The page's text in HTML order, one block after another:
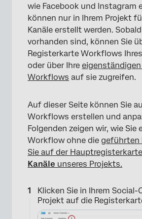
wie Facebook und Instagram
können nur in Ihrem Projekt
Kanäle erstellt werden.
vorhanden sind, können Sie
Registerkarte Workflows
oder über Ihre
Workflows auf sie zugreifen.
Auf dieser Seite können Sie
Workflows erstellen und
Folgenden zeigen wir, wie Sie
Workflow ohne die geführten
Sie auf der Hauptregisterkarte
Kanäle unseres Projekts.
Klicken Sie in Ihrem Social-
Projekt auf die